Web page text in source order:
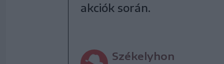
akciók során.
Székelyhon